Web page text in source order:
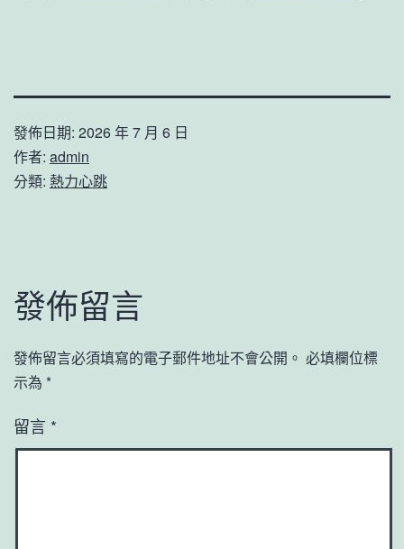
發佈日期: 2026 年 7 月 6 日
作者: admin
分類: 熱力心跳
發佈留言
發佈留言必須填寫的電子郵件地址不會公開。 必填欄位標
示為 *
留言 *